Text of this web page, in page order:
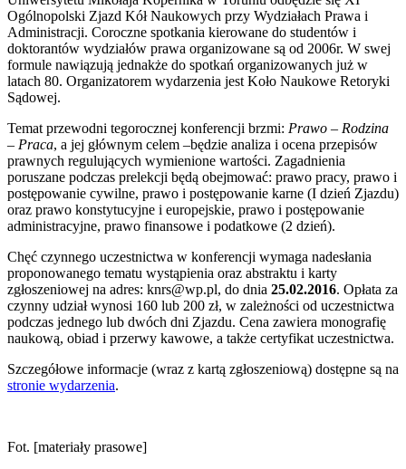
Ogólnopolski Zjazd Kół Naukowych przy Wydziałach Prawa i
Administracji. Coroczne spotkania kierowane do studentów i
doktorantów wydziałów prawa organizowane są od 2006r. W swej
formule nawiązują jednakże do spotkań organizowanych już w
latach 80. Organizatorem wydarzenia jest Koło Naukowe Retoryki
Sądowej.
Temat przewodni tegorocznej konferencji brzmi: Prawo – Rodzina
– Praca, a jej głównym celem –będzie analiza i ocena przepisów
prawnych regulujących wymienione wartości. Zagadnienia
poruszane podczas prelekcji będą obejmować: prawo pracy, prawo i
postępowanie cywilne, prawo i postępowanie karne (I dzień Zjazdu)
oraz prawo konstytucyjne i europejskie, prawo i postępowanie
administracyjne, prawo finansowe i podatkowe (2 dzień).
Chęć czynnego uczestnictwa w konferencji wymaga nadesłania
proponowanego tematu wystąpienia oraz abstraktu i karty
zgłoszeniowej na adres: knrs@wp.pl, do dnia 25.02.2016. Opłata za
czynny udział wynosi 160 lub 200 zł, w zależności od uczestnictwa
podczas jednego lub dwóch dni Zjazdu. Cena zawiera monografię
naukową, obiad i przerwy kawowe, a także certyfikat uczestnictwa.
Szczegółowe informacje (wraz z kartą zgłoszeniową) dostępne są na
stronie wydarzenia.
Fot. [materiały prasowe]